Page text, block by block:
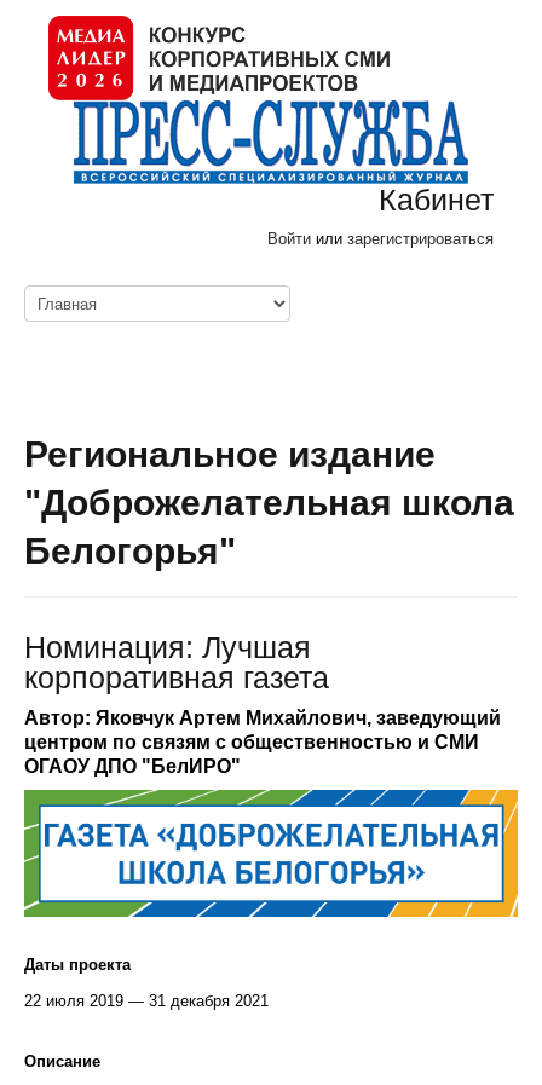
Кабинет
Войти или зарегистрироваться
Региональное издание
"Доброжелательная школа
Белогорья"
Номинация: Лучшая
корпоративная газета
Автор: Яковчук Артем Михайлович, заведующий
центром по связям с общественностью и СМИ
ОГАОУ ДПО "БелИРО"
Даты проекта
22 июля 2019 — 31 декабря 2021
Описание